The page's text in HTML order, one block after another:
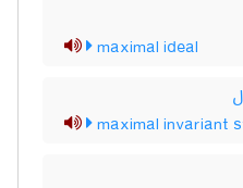
maximal ideal
maximal invariant